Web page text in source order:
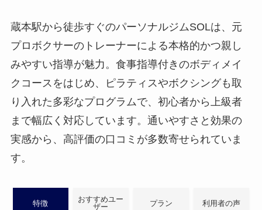
蔵本駅から徒歩すぐのパーソナルジムSOLは、元
プロボクサーのトレーナーによる本格的かつ親し
みやすい指導が魅力。食事指導付きのボディメイ
クコースをはじめ、ピラティスやボクシングも取
り入れた多彩なプログラムで、初心者から上級者
まで幅広く対応しています。通いやすさと効果の
実感から、高評価の口コミが多数寄せられていま
す。
特徴
おすすめユー
ザー
プラン 利用者の声